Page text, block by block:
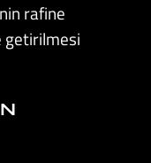
rafine
getirilmesi